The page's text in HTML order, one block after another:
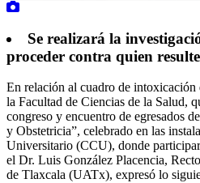
Se realizará la
proceder contra quien
En relación al cuadro de intoxicación
la Facultad de Ciencias de la Salud,
congreso y encuentro de egresados
y Obstetricia”, celebrado en las
Universitario (CCU), donde
el Dr. Luis González Placencia,
de Tlaxcala (UATx), expresó lo